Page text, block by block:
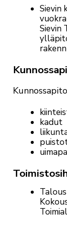
Sievin
Sievin
kadut